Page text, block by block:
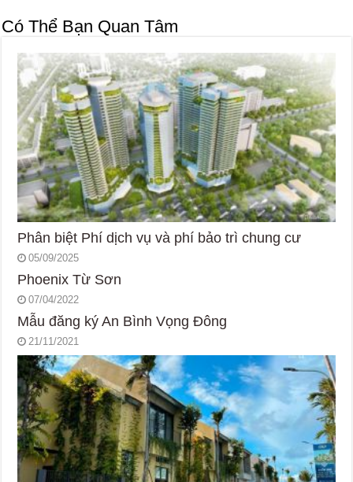
Có Thể Bạn Quan Tâm
Phân biệt Phí dịch vụ và phí bảo trì chung cư
05/09/2025
Phoenix Từ Sơn
07/04/2022
Mẫu đăng ký An Bình Vọng Đông
21/11/2021